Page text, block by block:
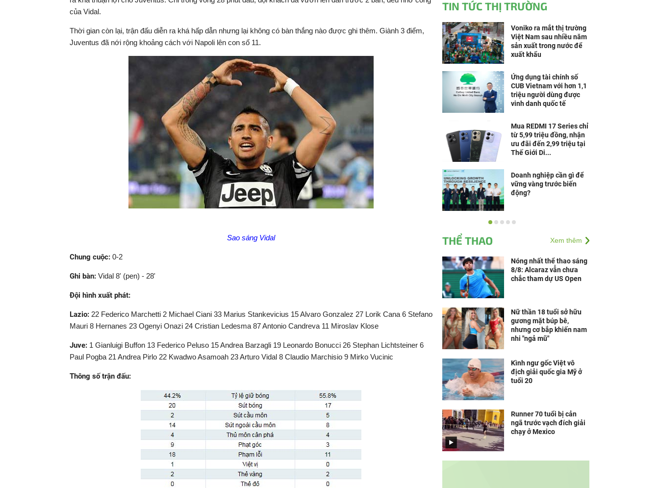
tại
của Vidal.
Thời gian còn lại, trận đấu diễn ra khá hấp dẫn nhưng lại không có bàn thắng nào được ghi thêm. Giành 3 điểm,
Juventus đã nới rộng khoảng cách với Napoli lên con số 11.
Sao sáng Vidal
Chung cuộc: 0-2
Ghi bàn: Vidal 8' (pen) - 28'
Đội hình xuất phát:
Lazio: 22 Federico Marchetti 2 Michael Ciani 33 Marius Stankevicius 15 Alvaro Gonzalez 27 Lorik Cana 6 Stefano
Mauri 8 Hernanes 23 Ogenyi Onazi 24 Cristian Ledesma 87 Antonio Candreva 11 Miroslav Klose
Juve: 1 Gianluigi Buffon 13 Federico Peluso 15 Andrea Barzagli 19 Leonardo Bonucci 26 Stephan Lichtsteiner 6
Paul Pogba 21 Andrea Pirlo 22 Kwadwo Asamoah 23 Arturo Vidal 8 Claudio Marchisio 9 Mirko Vucinic
Thông số trận đấu:
TIN TỨC THỊ TRƯỜNG
Voniko ra mắt thị trường
Việt Nam sau nhiều năm
sản xuất trong nước để
xuất khẩu
Ứng dụng tài chính số
CUB Vietnam với hơn 1,1
triệu người dùng được
vinh danh quốc tế
Mua REDMI 17 Series chỉ
từ 5,99 triệu đồng, nhận
ưu đãi đến 2,99 triệu tại
Thế Giới Di...
Doanh nghiệp cần gì để
vững vàng trước biến
động?
Trung tâm Y khoa
nghĩa cử đẹp vì cộng
THỂ THAO Xem thêm
Nóng nhất thể thao sáng
8/8: Alcaraz vẫn chưa
chắc tham dự US Open
Nữ thần 18 tuổi sở hữu
gương mặt búp bê,
nhưng cơ bắp khiến nam
nhi "ngả mũ"
Kình ngư gốc Việt vô
địch giải quốc gia Mỹ ở
tuổi 20
Runner 70 tuổi bị cản
ngã trước vạch đích giải
chạy ở Mexico